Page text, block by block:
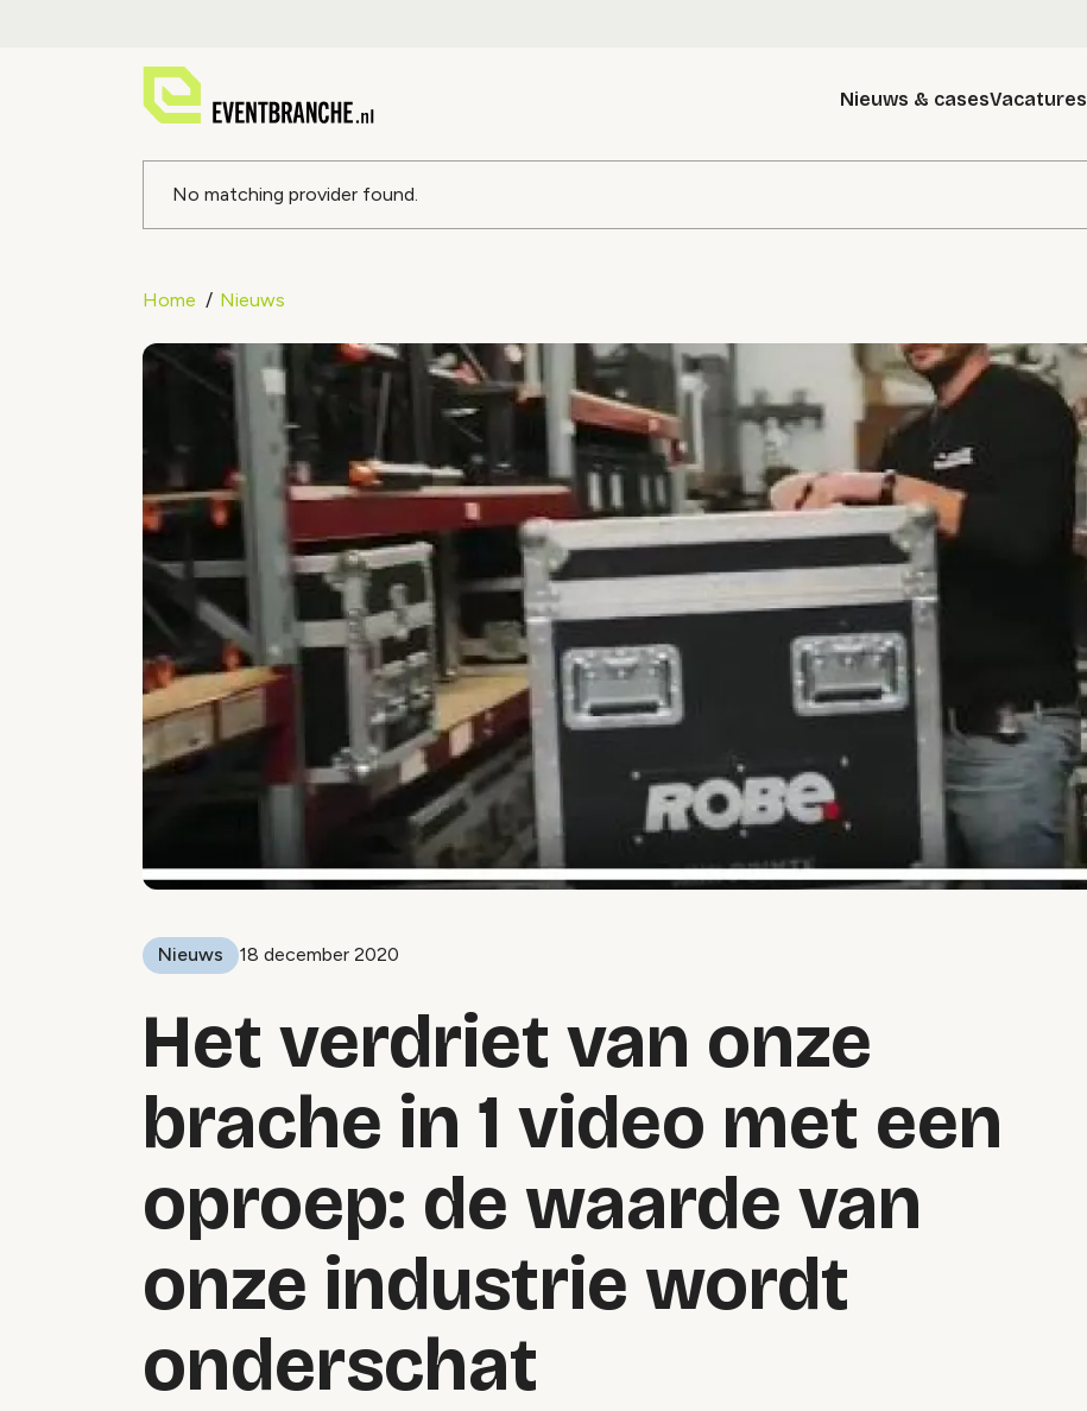
Nieuws & casesVacatures
Foutmelding
No matching provider found.
Home Nieuws
Nieuws 18 december 2020
Het verdriet van onze
brache in 1 video met een
oproep: de waarde van
onze industrie wordt
onderschat